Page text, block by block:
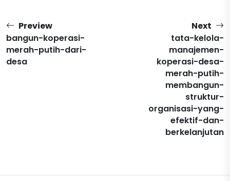
Preview
bangun-koperasi-
merah-putih-dari-
desa
Next
tata-kelola-
manajemen-
koperasi-desa-
merah-putih-
membangun-
struktur-
organisasi-yang-
efektif-dan-
berkelanjutan